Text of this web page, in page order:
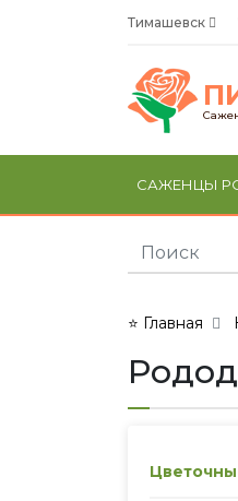
Тимашевск
САЖЕНЦЫ
⭐ Главная